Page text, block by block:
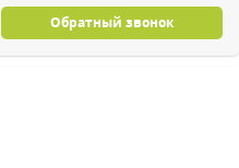
Обратный звонок